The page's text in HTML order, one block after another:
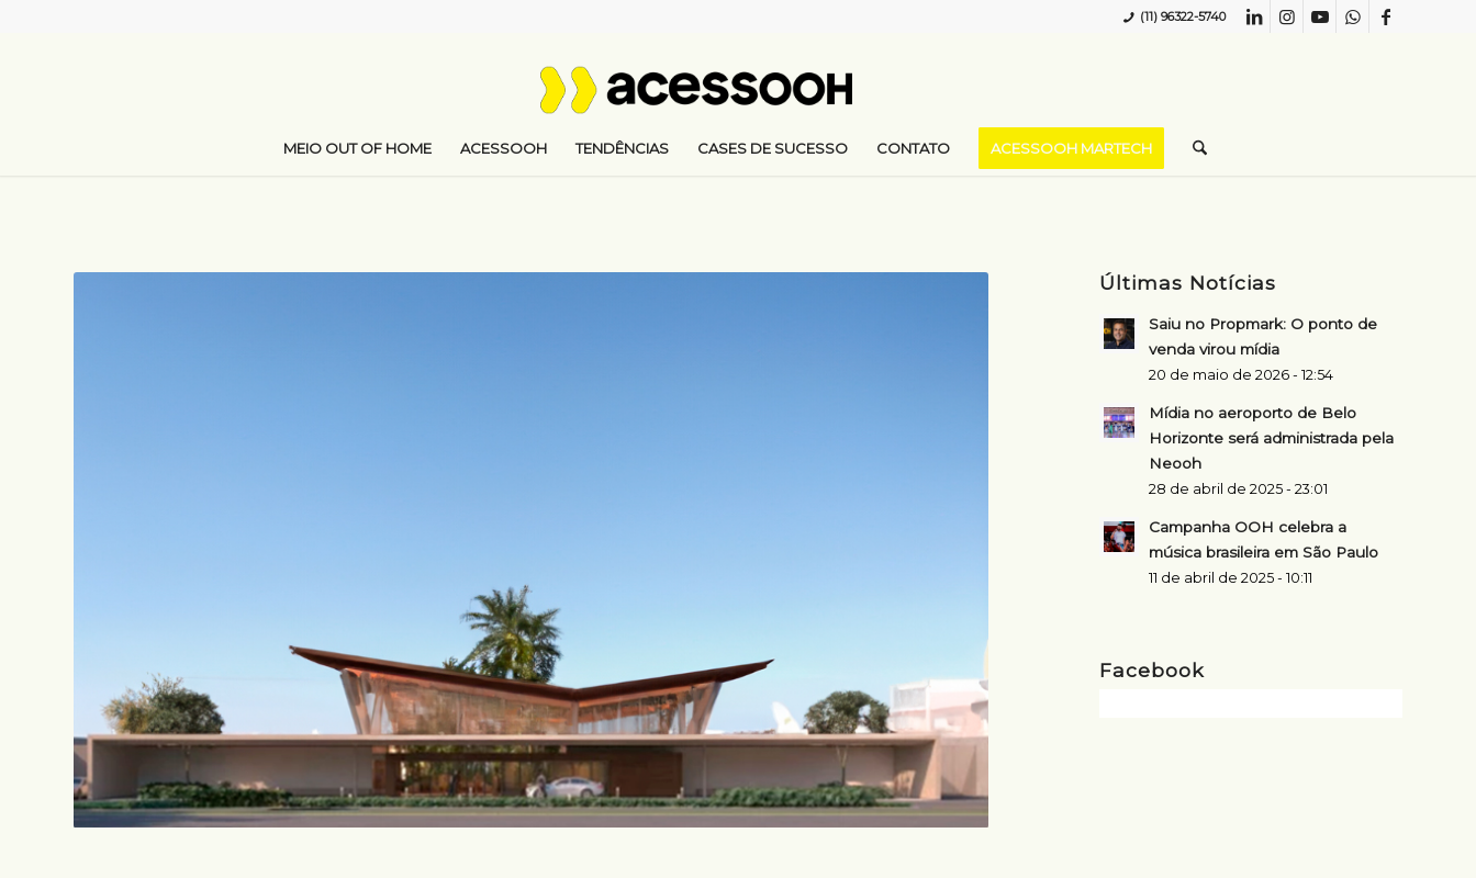
(11) 96322-5740
MEIO OUT OF HOME ACESSOOH TENDÊNCIAS CASES DE SUCESSO CONTATO ACESSOOH MARTECH
Últimas Notícias
Saiu no Propmark: O ponto de
venda virou mídia
20 de maio de 2026 - 12:54
Mídia no aeroporto de Belo
Horizonte será administrada pela
Neooh
28 de abril de 2025 - 23:01
Campanha OOH celebra a
música brasileira em São Paulo
11 de abril de 2025 - 10:11
Facebook